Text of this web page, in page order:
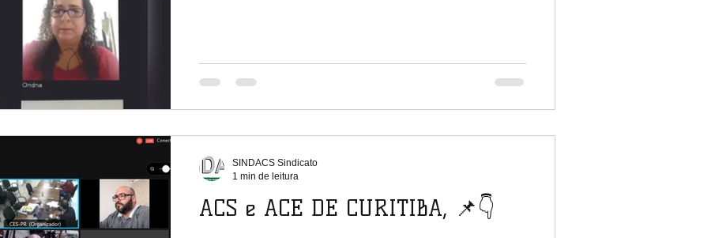
ACS e ACE DE CURITIBA, 📌👇
SINDACS Sindicato
1 min de leitura